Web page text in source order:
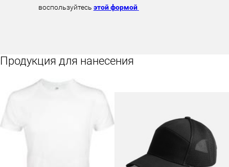
воспользуйтесь этой формой
Продукция для нанесения